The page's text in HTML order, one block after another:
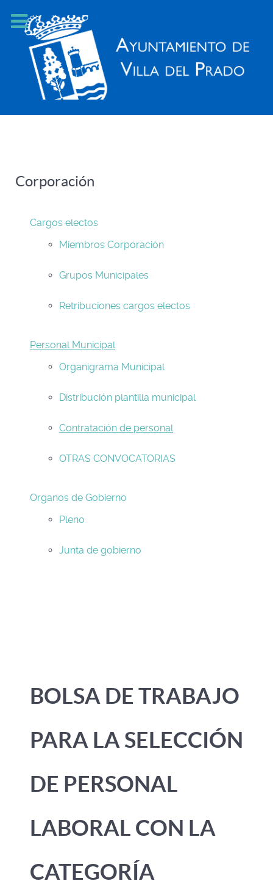
Corporación
Cargos electos
Miembros Corporación
Grupos Municipales
Retribuciones cargos electos
Personal Municipal
Organigrama Municipal
Distribución plantilla municipal
Contratación de personal
OTRAS CONVOCATORIAS
Organos de Gobierno
Pleno
Junta de gobierno
BOLSA DE TRABAJO
PARA LA SELECCIÓN
DE PERSONAL
LABORAL CON LA
CATEGORÍA